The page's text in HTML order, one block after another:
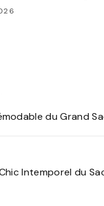
du Grand
Intemporel du